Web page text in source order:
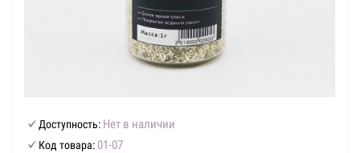
Доступность: Нет в наличии
Код товара: 01-07